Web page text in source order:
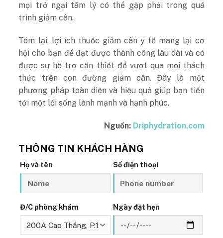
mọi trở ngại tâm lý có thể gặp phải trong quá
trình giảm cân.
Tóm lại, lợi ích thuốc giảm cân y tế mang lại cơ
hội cho bạn để đạt được thành công lâu dài và có
được sự hỗ trợ cần thiết để vượt qua mọi thách
thức trên con đường giảm cân. Đây là một
phương pháp toàn diện và hiệu quả giúp bạn tiến
tới một lối sống lành mạnh và hạnh phúc.
Nguồn: Driphydration.com
THÔNG TIN KHÁCH HÀNG
Họ và tên Số điện thoại
Đ/C phòng khám Ngày đặt hẹn